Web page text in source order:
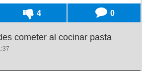
4 0
cometer al cocinar pasta